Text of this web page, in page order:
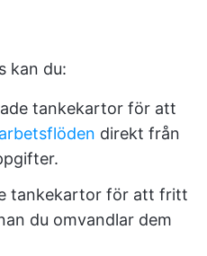
kan du:
tankekartor för att
direkt från
tankekartor för att fritt
du omvandlar dem